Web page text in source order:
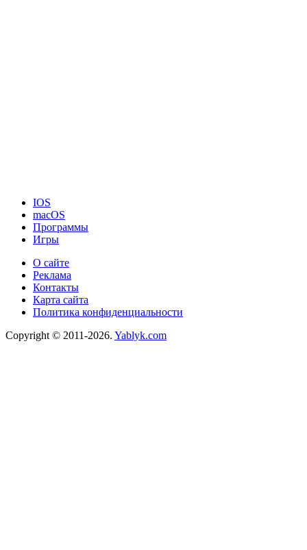
IOS
macOS
Программы
Игры
О сайте
Реклама
Контакты
Карта сайта
Политика конфиденциальности
Copyright © 2011-2026. Yablyk.сom